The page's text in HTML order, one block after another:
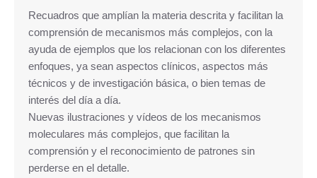
Recuadros que amplían la materia descrita y facilitan la
comprensión de mecanismos más complejos, con la
ayuda de ejemplos que los relacionan con los diferentes
enfoques, ya sean aspectos clínicos, aspectos más
técnicos y de investigación básica, o bien temas de
interés del día a día.
Nuevas ilustraciones y vídeos de los mecanismos
moleculares más complejos, que facilitan la
comprensión y el reconocimiento de patrones sin
perderse en el detalle.